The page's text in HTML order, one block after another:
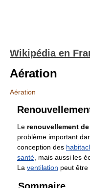
Wikipédia en
Aération
Aération
Le renouvellement
problème important
conception des
santé , mais aussi les
La ventilation peut être